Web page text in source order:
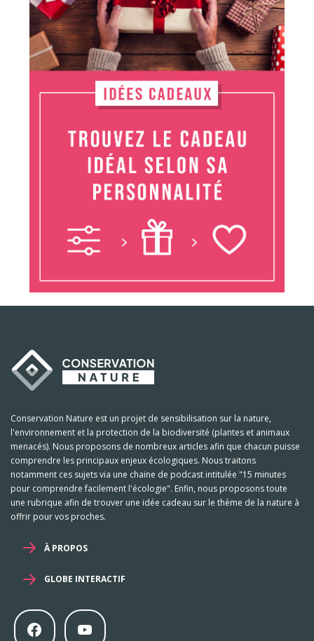
Conservation Nature est un projet de sensibilisation sur la nature,
l'environnement et la protection de la biodiversité (plantes et animaux
menacés). Nous proposons de nombreux articles afin que chacun puisse
comprendre les principaux enjeux écologiques. Nous traitons
notamment ces sujets via une chaine de podcast intitulée "15 minutes
pour comprendre facilement l'écologie". Enfin, nous proposons toute
une rubrique afin de trouver une idée cadeau sur le thème de la nature à
offrir pour vos proches.
À PROPOS
GLOBE INTERACTIF